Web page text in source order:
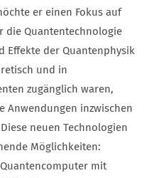
er einen Fokus auf
die Quantentechnologie
Effekte der Quantenphysik
und in
zugänglich waren,
Anwendungen inzwischen
neuen Technologien
Möglichkeiten:
mit